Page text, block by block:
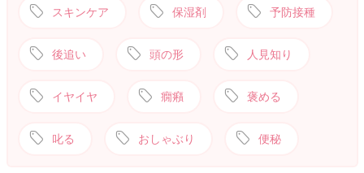
スキンケア 保湿剤 予防接種
後追い 頭の形 人見知り
イヤイヤ 癇癪 褒める
叱る おしゃぶり 便秘